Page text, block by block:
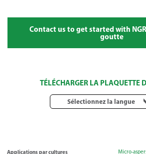
Contact us to get started with
goutte
TÉLÉCHARGER LA PLAQUETTE
Sélectionnez la langue
Applications par cultures
Micro-